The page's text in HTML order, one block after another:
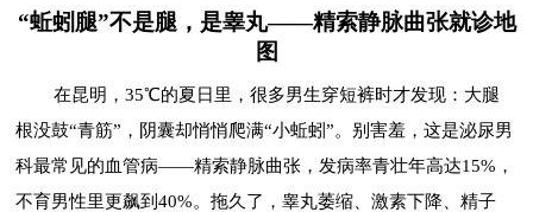
“蚯蚓腿”不是腿，是睾丸——精索静脉曲张就诊地
图
在昆明，35℃的夏日里，很多男生穿短裤时才发现：大腿
根没鼓“青筋”，阴囊却悄悄爬满“小蚯蚓”。别害羞，这是泌尿男
科最常见的血管病——精索静脉曲张，发病率青壮年高达15%，
不育男性里更飙到40%。拖久了，睾丸萎缩、激素下降、精子